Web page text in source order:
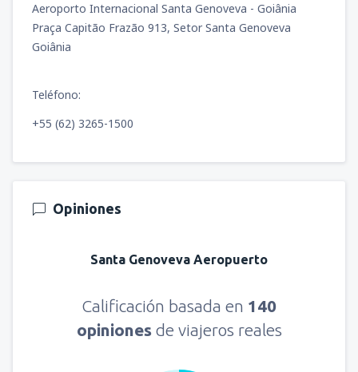
Aeroporto Internacional Santa Genoveva - Goiânia
Praça Capitão Frazão 913, Setor Santa Genoveva
Goiânia
Teléfono:
+55 (62) 3265-1500
Opiniones
Santa Genoveva Aeropuerto
Calificación basada en 140
opiniones de viajeros reales